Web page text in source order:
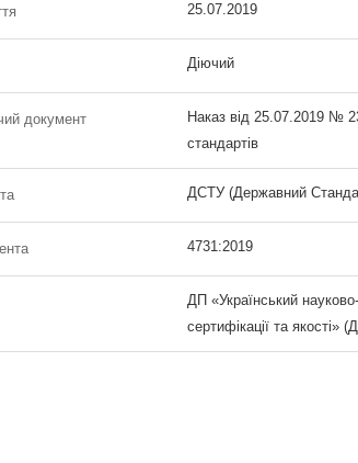
25.07.2019
Діючий
документ
Наказ від 25.07.2019 №
стандартів
ДСТУ (Державний
4731:2019
ДП «Український
сертифікації та